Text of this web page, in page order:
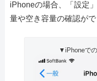
iPhoneの場合、「設定
量や空き容量の確認がで
▼iPhoneで